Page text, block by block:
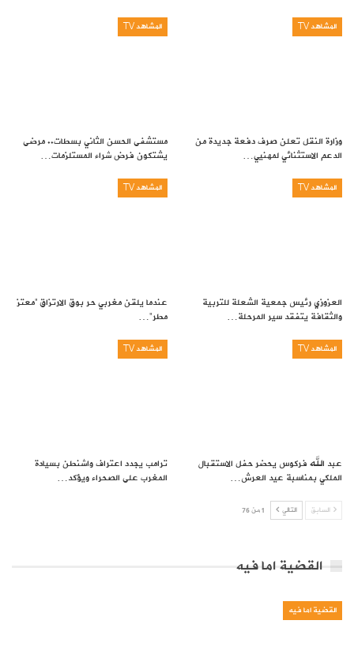
المشاهد TV
وزارة النقل تعلن صرف دفعة جديدة من
الدعم الاستثنائي لمهنيي…
المشاهد TV
مستشفى الحسن الثاني بسطات.. مرضى
يشتكون فرض شراء المستلزمات…
المشاهد TV
العزوزي رئيس جمعية الشعلة للتربية
والثقافة يتفقد سير المرحلة…
المشاهد TV
عندما يلقن مغربي حر بوق الارتزاق “معتز
مطر”…
المشاهد TV
عبد الله فركوس يحضر حفل الاستقبال
الملكي بمناسبة عيد العرش…
المشاهد TV
ترامب يجدد اعتراف واشنطن بسيادة
المغرب على الصحراء ويؤكد…
السابق التالي 1 من 76
القضية اما فيه
القضية اما فيه